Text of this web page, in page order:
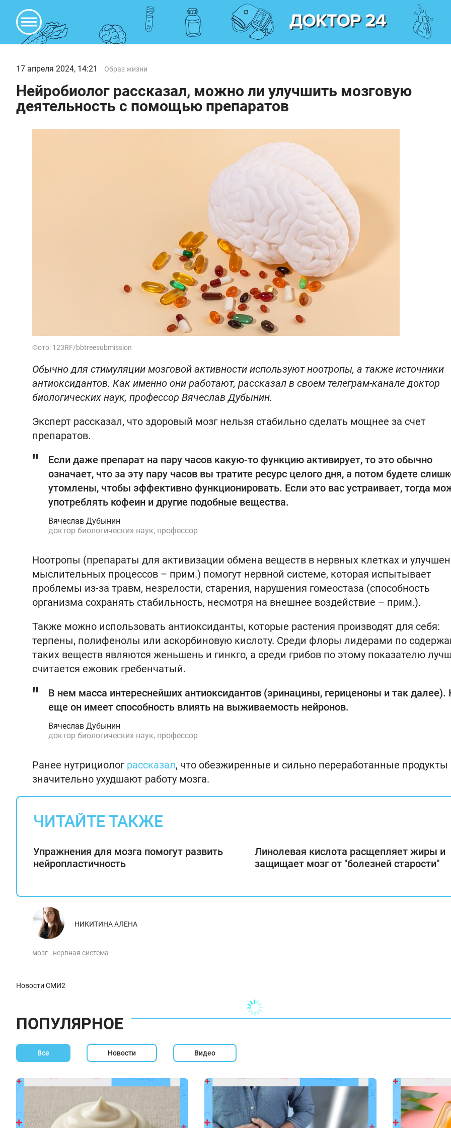
17 апреля 2024, 14:21 Образ жизни
Нейробиолог рассказал, можно ли улучшить мозговую
деятельность с помощью препаратов
Фото: 123RF/bbtreesubmission
Обычно для стимуляции мозговой активности используют ноотропы, а также источники
антиоксидантов. Как именно они работают, рассказал в своем телеграм-канале доктор
биологических наук, профессор Вячеслав Дубынин.
Эксперт рассказал, что здоровый мозг нельзя стабильно сделать мощнее за счет
препаратов.
Если даже препарат на пару часов какую-то функцию активирует, то это обычно
означает, что за эту пару часов вы тратите ресурс целого дня, а потом будете
утомлены, чтобы эффективно функционировать. Если это вас устраивает, тогда
употреблять кофеин и другие подобные вещества.
Вячеслав Дубынин
доктор биологических наук, профессор
Ноотропы (препараты для активизации обмена веществ в нервных клетках и
мыслительных процессов – прим.) помогут нервной системе, которая испытывает
проблемы из-за травм, незрелости, старения, нарушения гомеостаза (способность
организма сохранять стабильность, несмотря на внешнее воздействие – прим.).
Также можно использовать антиоксиданты, которые растения производят для себя:
терпены, полифенолы или аскорбиновую кислоту. Среди флоры лидерами по
таких веществ являются женьшень и гинкго, а среди грибов по этому показателю
считается ежовик гребенчатый.
В нем масса интереснейших антиоксидантов (эринацины, гериценоны и так далее).
еще он имеет способность влиять на выживаемость нейронов.
Вячеслав Дубынин
доктор биологических наук, профессор
Ранее нутрициолог рассказал, что обезжиренные и сильно переработанные продукты
значительно ухудшают работу мозга.
ЧИТАЙТЕ ТАКЖЕ
Упражнения для мозга помогут развить
нейропластичность
Линолевая кислота расщепляет жиры и
защищает мозг от "болезней старости"
НИКИТИНА АЛЕНА
мозг нервная система
Новости СМИ2
ПОПУЛЯРНОЕ
Все Новости Видео